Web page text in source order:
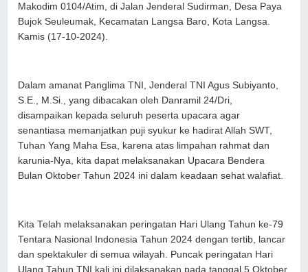
Makodim 0104/Atim, di Jalan Jenderal Sudirman, Desa Paya
Bujok Seuleumak, Kecamatan Langsa Baro, Kota Langsa.
Kamis (17-10-2024).
Dalam amanat Panglima TNI, Jenderal TNI Agus Subiyanto,
S.E., M.Si., yang dibacakan oleh Danramil 24/Dri,
disampaikan kepada seluruh peserta upacara agar
senantiasa memanjatkan puji syukur ke hadirat Allah SWT,
Tuhan Yang Maha Esa, karena atas limpahan rahmat dan
karunia-Nya, kita dapat melaksanakan Upacara Bendera
Bulan Oktober Tahun 2024 ini dalam keadaan sehat walafiat.
Kita Telah melaksanakan peringatan Hari Ulang Tahun ke-79
Tentara Nasional Indonesia Tahun 2024 dengan tertib, lancar
dan spektakuler di semua wilayah. Puncak peringatan Hari
Ulang Tahun TNI kali ini dilaksanakan pada tanggal 5 Oktober